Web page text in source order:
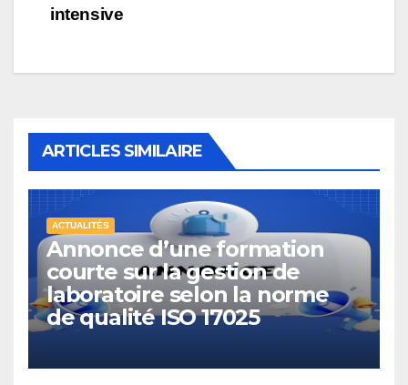
intensive
ARTICLES SIMILAIRE
ACTUALITÉS
Annonce d’une formation
courte sur la gestion de
laboratoire selon la norme
de qualité ISO 17025